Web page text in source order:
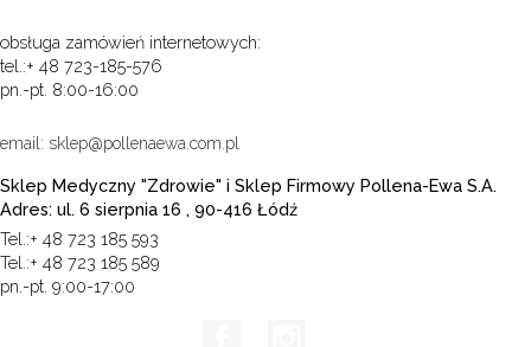
obsługa zamówień internetowych:
tel.:+ 48 723-185-576
pn.-pt. 8:00-16:00
email: sklep@pollenaewa.com.pl
Sklep Medyczny "Zdrowie" i Sklep Firmowy Pollena-Ewa S.A.
Adres: ul. 6 sierpnia 16 , 90-416 Łódź
Tel.:+ 48 723 185 593
Tel.:+ 48 723 185 589
pn.-pt. 9:00-17:00